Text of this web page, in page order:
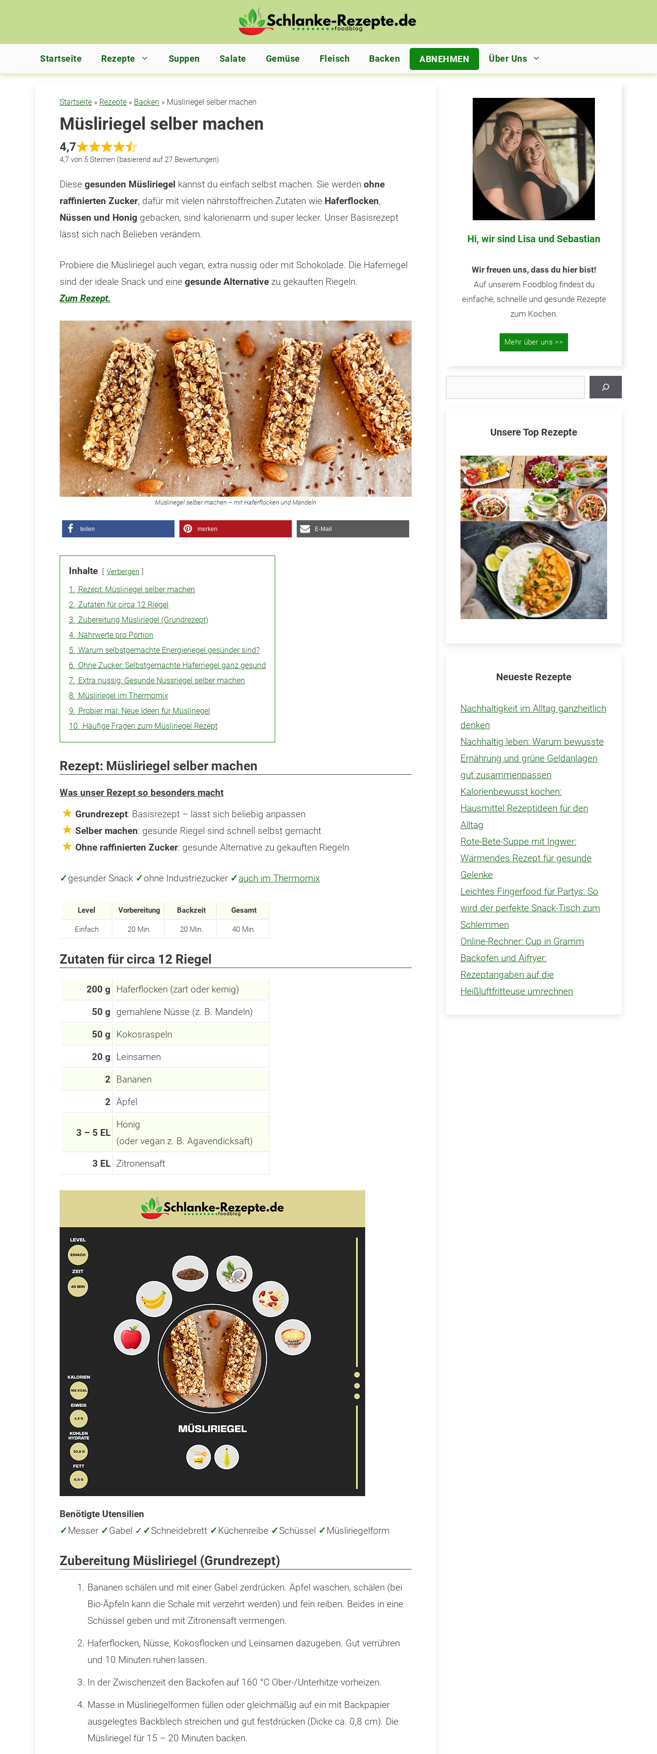
Startseite Rezepte Suppen Salate Gemüse Fleisch Backen ABNEHMEN Über Uns
Startseite » Rezepte » Backen » Müsliriegel selber machen
Müsliriegel selber machen
4,7
4,7 von 5 Sternen (basierend auf 27 Bewertungen)
Diese gesunden Müsliriegel kannst du einfach selbst machen. Sie werden ohne
raffinierten Zucker, dafür mit vielen nährstoffreichen Zutaten wie Haferflocken,
Nüssen und Honig gebacken, sind kalorienarm und super lecker. Unser Basisrezept
lässt sich nach Belieben verändern.
Probiere die Müsliriegel auch vegan, extra nussig oder mit Schokolade. Die Haferriegel
sind der ideale Snack und eine gesunde Alternative zu gekauften Riegeln.
Zum Rezept.
Müsliriegel selber machen – mit Haferflocken und Mandeln
teilen merken E-Mail
Inhalte Verbergen
1. Rezept: Müsliriegel selber machen
2. Zutaten für circa 12 Riegel
3. Zubereitung Müsliriegel (Grundrezept)
4. Nährwerte pro Portion
5. Warum selbstgemachte Energieriegel gesünder sind?
6. Ohne Zucker: Selbstgemachte Haferriegel ganz gesund
7. Extra nussig: Gesunde Nussriegel selber machen
8. Müsliriegel im Thermomix
9. Probier mal: Neue Ideen für Müsliriegel
10. Häufige Fragen zum Müsliriegel Rezept
Rezept: Müsliriegel selber machen
Was unser Rezept so besonders macht
Grundrezept: Basisrezept – lässt sich beliebig anpassen
Selber machen: gesunde Riegel sind schnell selbst gemacht
Ohne raffinierten Zucker: gesunde Alternative zu gekauften Riegeln
✓gesunder Snack ✓ohne Industriezucker ✓auch im Thermomix
Level Vorbereitung Backzeit Gesamt
Einfach 20 Min. 20 Min. 40 Min.
Zutaten für circa 12 Riegel
200 g
Haferflocken (zart oder kernig)
50 g
gemahlene Nüsse (z. B. Mandeln)
50 g
Kokosraspeln
20 g
Leinsamen
2 Bananen
2 Äpfel
3 – 5 EL
Honig
(oder vegan z. B. Agavendicksaft)
3 EL Zitronensaft
Benötigte Utensilien
✓Messer ✓Gabel ✓ ✓Schneidebrett ✓Küchenreibe ✓Schüssel ✓Müsliriegelform
Zubereitung Müsliriegel (Grundrezept)
Bananen schälen und mit einer Gabel zerdrücken. Äpfel waschen, schälen (bei
Bio-Äpfeln kann die Schale mit verzehrt werden) und fein reiben. Beides in eine
Schüssel geben und mit Zitronensaft vermengen.
Haferflocken, Nüsse, Kokosflocken und Leinsamen dazugeben. Gut verrühren
und 10 Minuten ruhen lassen.
In der Zwischenzeit den Backofen auf 160 °C Ober-/Unterhitze vorheizen.
Masse in Müsliriegelformen füllen oder gleichmäßig auf ein mit Backpapier
ausgelegtes Backblech streichen und gut festdrücken (Dicke ca. 0,8 cm). Die
Müsliriegel für 15 – 20 Minuten backen.
Hi, wir sind Lisa und Sebastian
Wir freuen uns, dass du hier bist!
Auf unserem Foodblog findest du
einfache, schnelle und gesunde Rezepte
zum Kochen.
Mehr über uns >>
Unsere Top Rezepte
Neueste Rezepte
Nachhaltigkeit im Alltag ganzheitlich
denken
Nachhaltig leben: Warum bewusste
Ernährung und grüne Geldanlagen
gut zusammenpassen
Kalorienbewusst kochen:
Hausmittel Rezeptideen für den
Alltag
Rote-Bete-Suppe mit Ingwer:
Wärmendes Rezept für gesunde
Gelenke
Leichtes Fingerfood für Partys: So
wird der perfekte Snack-Tisch zum
Schlemmen
Online-Rechner: Cup in Gramm
Backofen und Aifryer:
Rezeptangaben auf die
Heißluftfritteuse umrechnen